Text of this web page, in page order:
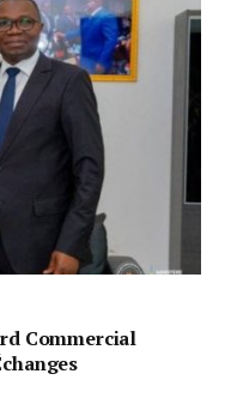
Commercial